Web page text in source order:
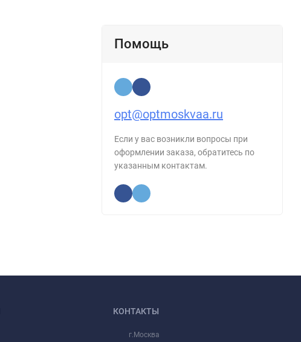
Помощь
opt@optmoskvaa.ru
Если у вас возникли вопросы при
оформлении заказа, обратитесь по
указанным контактам.
КОНТАКТЫ
г.Москва